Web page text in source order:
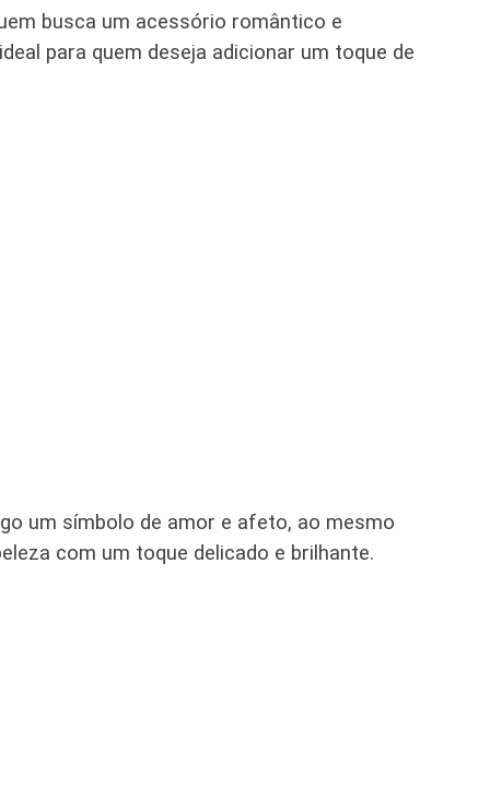
busca um acessório romântico e
para quem deseja adicionar um toque de
um símbolo de amor e afeto, ao mesmo
com um toque delicado e brilhante.